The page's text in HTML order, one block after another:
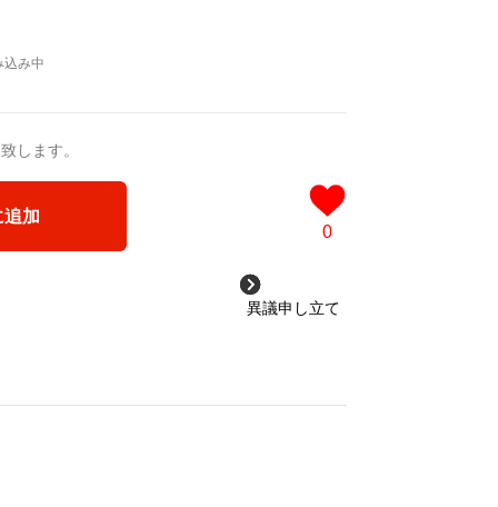
します。
追加
0
異議申し立て